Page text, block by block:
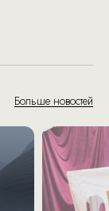
Больше новостей